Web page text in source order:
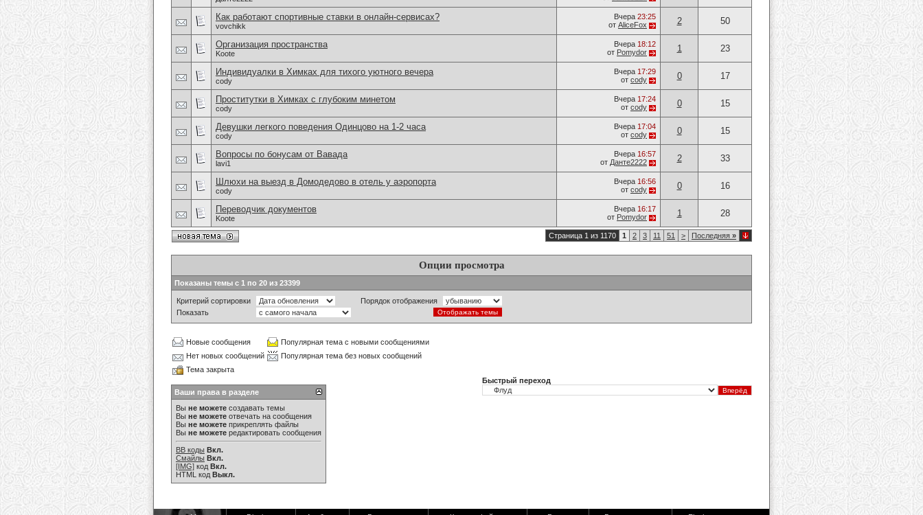
Как работают спортивные ставки в онлайн-сервисах?
vovchikk
Вчера 23:25
от AliceFox 2 50
Организация пространства
Koote
Вчера 18:12
от Pomydor 1 23
Индивидуалки в Химках для тихого уютного вечера
cody
Вчера 17:29
от cody 0 17
Проститутки в Химках с глубоким минетом
cody
Вчера 17:24
от cody 0 15
Девушки легкого поведения Одинцово на 1-2 часа
cody
Вчера 17:04
от cody 0 15
Вопросы по бонусам от Вавада
lavi1
Вчера 16:57
от Данте2222 2 33
Шлюхи на выезд в Домодедово в отель у аэропорта
cody
Вчера 16:56
от cody 0 16
Переводчик документов
Koote
Вчера 16:17
от Pomydor 1 28
Страница 1 из 1170 1 2 3 11 51 > Последняя »
Опции просмотра
Показаны темы с 1 по 20 из 23399
Критерий сортировки
Порядок отображения
Показать
Новые сообщения
Популярная тема с новыми сообщениями
Нет новых сообщений
Популярная тема без новых сообщений
Тема закрыта
Ваши права в разделе
Вы не можете создавать темы
Вы не можете отвечать на сообщения
Вы не можете прикреплять файлы
Вы не можете редактировать сообщения
BB коды Вкл.
Смайлы Вкл.
[IMG] код Вкл.
HTML код Выкл.
Быстрый переход